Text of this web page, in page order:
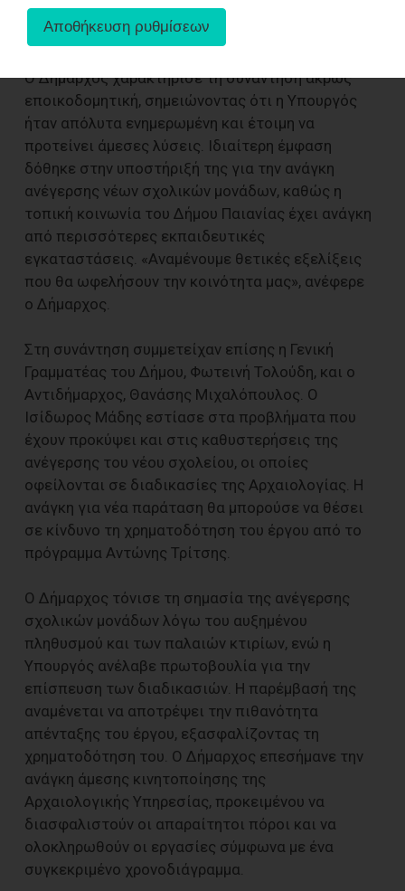
«Κουτούκι» βρέθηκαν στο επίκεντρο της
συζήτησης.
Ο Δήμαρχος χαρακτήρισε τη συνάντηση άκρως
εποικοδομητική, σημειώνοντας ότι η Υπουργός
ήταν απόλυτα ενημερωμένη και έτοιμη να
προτείνει άμεσες λύσεις. Ιδιαίτερη έμφαση
δόθηκε στην υποστήριξή της για την ανάγκη
ανέγερσης νέων σχολικών μονάδων, καθώς η
τοπική κοινωνία του Δήμου Παιανίας έχει ανάγκη
από περισσότερες εκπαιδευτικές
εγκαταστάσεις. «Αναμένουμε θετικές εξελίξεις
που θα ωφελήσουν την κοινότητα μας», ανέφερε
ο Δήμαρχος.
Στη συνάντηση συμμετείχαν επίσης η Γενική
Γραμματέας του Δήμου, Φωτεινή Τολούδη, και ο
Αντιδήμαρχος, Θανάσης Μιχαλόπουλος. Ο
Ισίδωρος Μάδης εστίασε στα προβλήματα που
έχουν προκύψει και στις καθυστερήσεις της
ανέγερσης του νέου σχολείου, οι οποίες
οφείλονται σε διαδικασίες της Αρχαιολογίας. Η
ανάγκη για νέα παράταση θα μπορούσε να θέσει
σε κίνδυνο τη χρηματοδότηση του έργου από το
πρόγραμμα Αντώνης Τρίτσης.
Ο Δήμαρχος τόνισε τη σημασία της ανέγερσης
σχολικών μονάδων λόγω του αυξημένου
πληθυσμού και των παλαιών κτιρίων, ενώ η
Υπουργός ανέλαβε πρωτοβουλία για την
επίσπευση των διαδικασιών. Η παρέμβασή της
αναμένεται να αποτρέψει την πιθανότητα
απένταξης του έργου, εξασφαλίζοντας τη
χρηματοδότηση του. Ο Δήμαρχος επεσήμανε την
ανάγκη άμεσης κινητοποίησης της
Αρχαιολογικής Υπηρεσίας, προκειμένου να
διασφαλιστούν οι απαραίτητοι πόροι και να
ολοκληρωθούν οι εργασίες σύμφωνα με ένα
συγκεκριμένο χρονοδιάγραμμα.